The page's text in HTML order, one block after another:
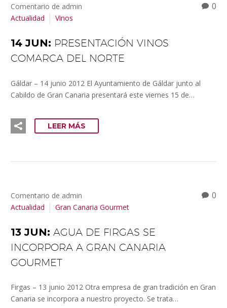
0
Comentario de admin
Actualidad
Vinos
14 JUN: PRESENTACIÓN VINOS
COMARCA DEL NORTE
Gáldar – 14 junio 2012 El Ayuntamiento de Gáldar junto al
Cabildo de Gran Canaria presentará este viernes 15 de…
LEER MÁS
0
Comentario de admin
Actualidad
Gran Canaria Gourmet
13 JUN: AGUA DE FIRGAS SE
INCORPORA A GRAN CANARIA
GOURMET
Firgas – 13 junio 2012 Otra empresa de gran tradición en Gran
Canaria se incorpora a nuestro proyecto. Se trata…